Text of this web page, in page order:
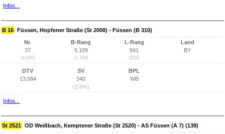
Infos...
B 16 Füssen, Hopfener Straße (St 2008) - Füssen (B 310)
Nr.
37
(4.830)
B-Rang
5.109
(2.743)
L-Rang
941
(528)
Land
BY
DTV
13.084
SV
340
(2,6%)
BPL
WB
Infos...
St 2521 OD Weißbach, Kemptener Straße (St 2520) - AS Füssen (A 7) (139)